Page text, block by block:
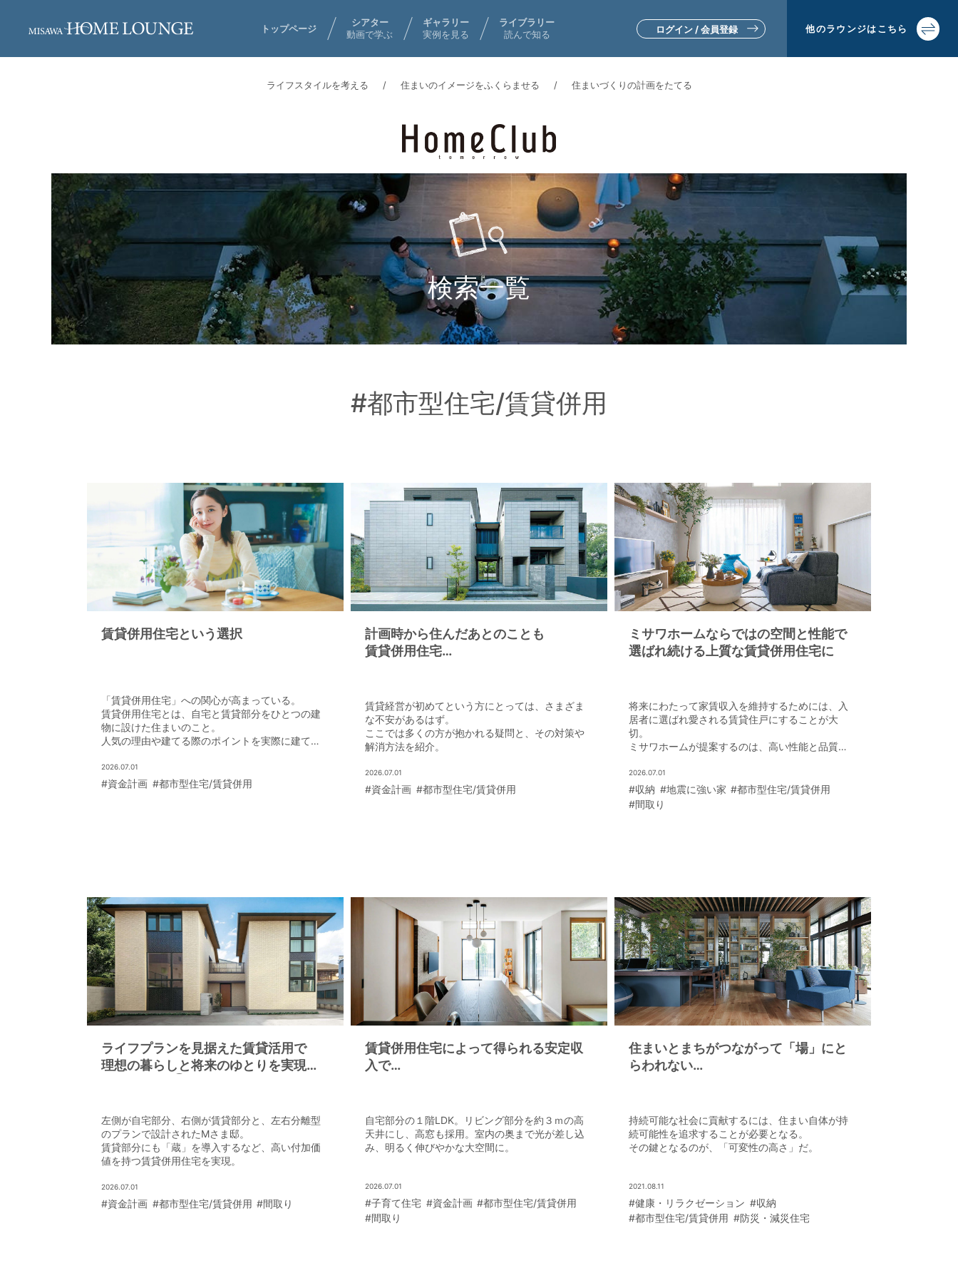
トップページ
シアター
動画で学ぶ
ギャラリー
実例を見る
ライブラリー
読んで知る
ログイン / 会員登録 他のラウンジはこちら
▼土地活用・賃貸経営をお考えの方
ライフスタイルを考える 住まいのイメージをふくらませる 住まいづくりの計画をたてる
検索一覧
#都市型住宅/賃貸併用
賃貸併用住宅という選択
「賃貸併用住宅」への関心が高まっている。
賃貸併用住宅とは、自宅と賃貸部分をひとつの建
物に設けた住まいのこと。
人気の理由や建てる際のポイントを実際に建てた
2026.07.01
#資金計画 #都市型住宅/賃貸併用
計画時から住んだあとのことも
賃貸併用住宅
賃貸経営が初めてという方にとっては、さまざま
な不安があるはず。
ここでは多くの方が抱かれる疑問と、その対策や
解消方法を紹介。
2026.07.01
#資金計画 #都市型住宅/賃貸併用
ミサワホームならではの空間と性能で
選ばれ続ける上質な賃貸併用住宅に
将来にわたって家賃収入を維持するためには、入
居者に選ばれ愛される賃貸住戸にすることが大
切。
ミサワホームが提案するのは、高い性能と品質、
いだ。
2026.07.01
#収納 #地震に強い家 #都市型住宅/賃貸併用
#間取り
ライフプランを見据えた賃貸活用で
理想の暮らしと将来のゆとりを実現
左側が自宅部分、右側が賃貸部分と、左右分離型
のプランで設計されたMさま邸。
賃貸部分にも「蔵」を導入するなど、高い付加価
値を持つ賃貸併用住宅を実現。
2026.07.01
#資金計画 #都市型住宅/賃貸併用 #間取り
賃貸併用住宅によって得られる安定収
入で
Case Study②
［東京都 Kさま邸］
自宅部分の１階LDK。リビング部分を約３ｍの高
天井にし、高窓も採用。室内の奥まで光が差し込
み、明るく伸びやかな大空間に。
2026.07.01
#子育て住宅 #資金計画 #都市型住宅/賃貸併用
#間取り
住まいとまちがつながって「場」にと
らわれない
持続可能な社会に貢献するには、住まい自体が持
続可能性を追求することが必要となる。
その鍵となるのが、「可変性の高さ」だ。
2021.08.11
#健康・リラクゼーション #収納
#都市型住宅/賃貸併用 #防災・減災住宅